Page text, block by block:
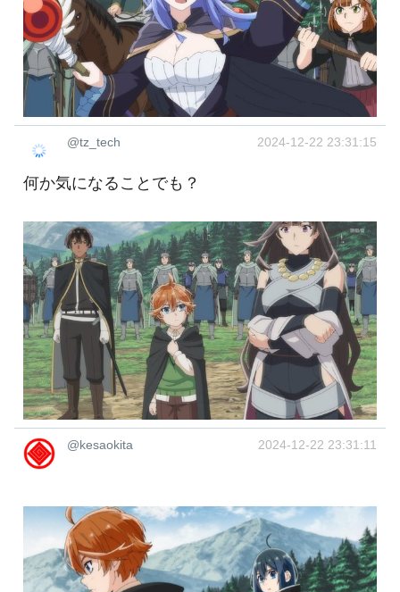
@tz_tech 2024-12-22 23:31:15
何か気になることでも？
@kesaokita 2024-12-22 23:31:11